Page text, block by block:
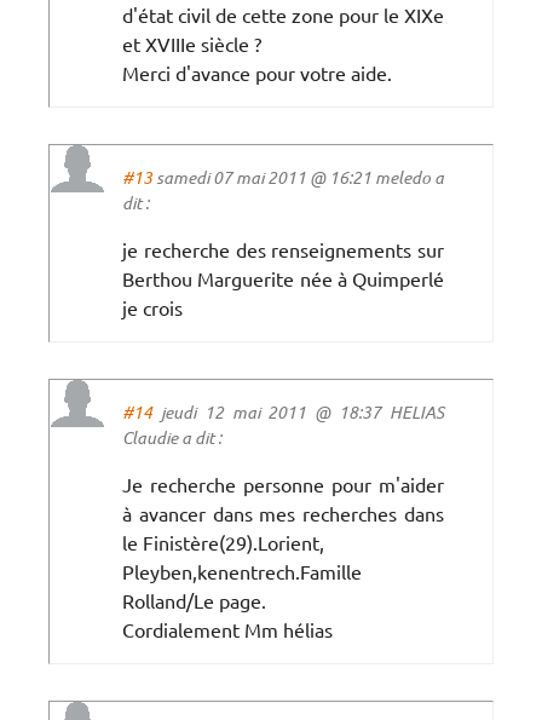
d'état civil de cette zone pour le XIXe
et XVIIIe siècle ?
Merci d'avance pour votre aide.
#13 samedi 07 mai 2011 @ 16:21 meledo a
dit :
je recherche des renseignements sur
Berthou Marguerite née à Quimperlé
je crois
#14jeudi 12 mai 2011 @ 18:37 HELIAS
Claudie a dit :
Je recherche personne pour m'aider
à avancer dans mes recherches dans
le Finistère(29).Lorient,
Pleyben,kenentrech.Famille
Rolland/Le page.
Cordialement Mm hélias